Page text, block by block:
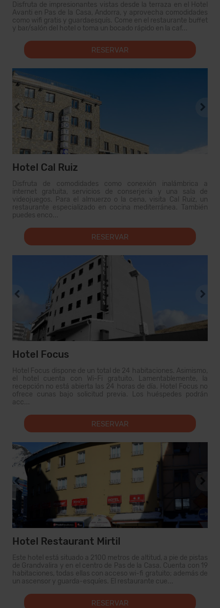
Disfruta de impresionantes vistas desde la terraza en el Hotel
Avanti en Pas de la Casa, Andorra, y aprovecha comodidades
como wifi gratis y guardaesquís. Come en el restaurante buffet
y bar/salón del hotel o toma un bocado rápido en la caf...
RESERVAR
Hotel Cal Ruiz
Disfruta de comodidades como conexión inalámbrica a
internet gratuita, servicios de conserjería y una sala de
videojuegos. Para el almuerzo o la cena, visita Cal Ruiz, un
restaurante especializado en cocina mediterránea. También
puedes enco...
RESERVAR
Hotel Focus
Hotel Focus dispone de un total de 24 habitaciones. Asimismo,
el hotel cuenta con Wi-Fi gratuito. Lamentablemente, la
recepción no está abierta las 24 horas de día. Hotel Focus no
ofrece cunas bajo solicitud previa. Los huéspedes podrán
acc...
RESERVAR
Hotel Restaurant Mirtil
Este hotel está situado a 2100 metros de altitud, a pie de pistas
de Grandvalira y en el centro de Pas de la Casa. Cuenta con 19
habitaciones, todas ellas con acceso wi-fi gratuito; además de
un ascensor y guarda-esquíes. El restaurante cue...
RESERVAR